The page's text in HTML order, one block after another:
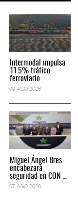
Intermodal impulsa
11.5% tráfico
ferroviario ...
09 AGO 2026
Miguel Ángel Bres
encabezará
seguridad en CON ...
07 AGO 2026